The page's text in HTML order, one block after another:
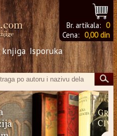
Br. artikala: 0
Cena: 0,00 din
Isporuka